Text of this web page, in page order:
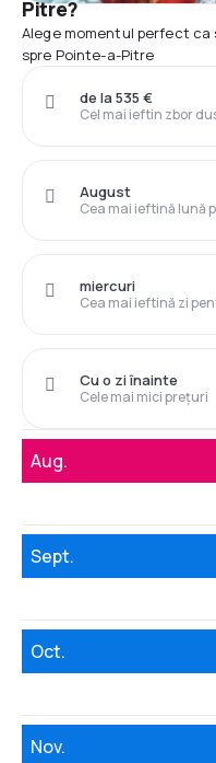
Pitre?
Alege momentul perfect
spre Pointe-a-Pitre
Cel mai ieftin zbor
de la 535 €
Cea mai ieftină lună
August
Cea mai ieftină zi
miercuri
Cele mai mici prețuri
Cu o zi înainte
Aug.
Sept.
Oct.
Nov.